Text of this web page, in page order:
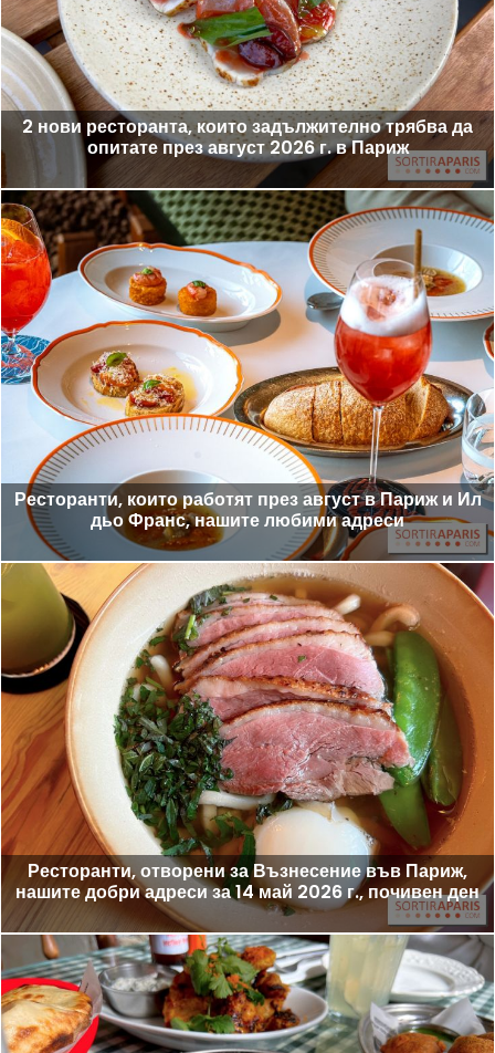
2 нови ресторанта, които задължително трябва да
опитате през август 2026 г. в Париж
Ресторанти, които работят през август в Париж и Ил
дьо Франс, нашите любими адреси
Ресторанти, отворени за Възнесение във Париж,
нашите добри адреси за 14 май 2026 г., почивен ден